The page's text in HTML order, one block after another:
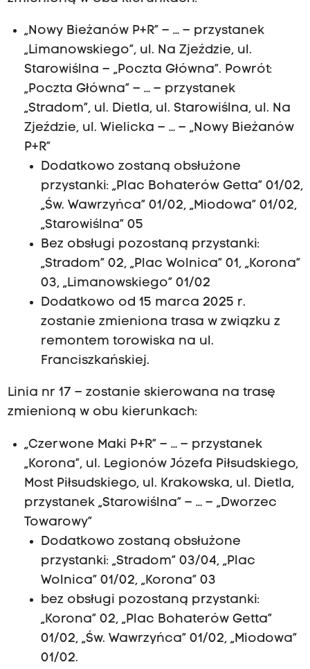
„Nowy Bieżanów P+R” – … – przystanek
„Limanowskiego”, ul. Na Zjeździe, ul.
Starowiślna – „Poczta Główna”. Powrót:
„Poczta Główna” – … – przystanek
„Stradom”, ul. Dietla, ul. Starowiślna, ul. Na
Zjeździe, ul. Wielicka – … – „Nowy Bieżanów
P+R”
Dodatkowo zostaną obsłużone
przystanki: „Plac Bohaterów Getta” 01/02,
„Św. Wawrzyńca” 01/02, „Miodowa” 01/02,
„Starowiślna” 05
Bez obsługi pozostaną przystanki:
„Stradom” 02, „Plac Wolnica” 01, „Korona”
03, „Limanowskiego” 01/02
Dodatkowo od 15 marca 2025 r.
zostanie zmieniona trasa w związku z
remontem torowiska na ul.
Franciszkańskiej.
Linia nr 17 – zostanie skierowana na trasę
zmienioną w obu kierunkach:
„Czerwone Maki P+R” – … – przystanek
„Korona”, ul. Legionów Józefa Piłsudskiego,
Most Piłsudskiego, ul. Krakowska, ul. Dietla,
przystanek „Starowiślna” – … – „Dworzec
Towarowy”
Dodatkowo zostaną obsłużone
przystanki: „Stradom” 03/04, „Plac
Wolnica” 01/02, „Korona” 03
bez obsługi pozostaną przystanki:
„Korona” 02, „Plac Bohaterów Getta”
01/02, „Św. Wawrzyńca” 01/02, „Miodowa”
01/02.